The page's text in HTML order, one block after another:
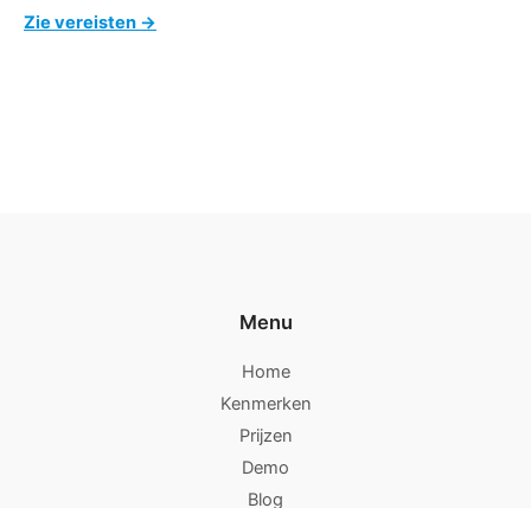
Zie vereisten →
Menu
Home
Kenmerken
Prijzen
Demo
Blog